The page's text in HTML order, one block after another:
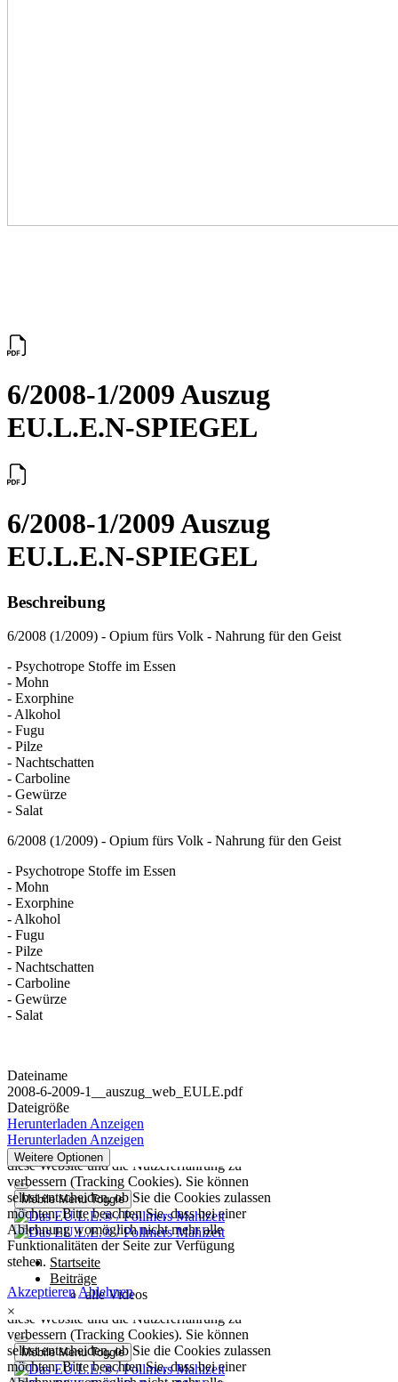
6/2008-1/2009 Auszug
EU.L.E.N-SPIEGEL
6/2008-1/2009 Auszug
EU.L.E.N-SPIEGEL
Beschreibung
6/2008 (1/2009) - Opium fürs Volk - Nahrung für den Geist
- Psychotrope Stoffe im Essen
- Mohn
- Exorphine
- Alkohol
- Fugu
- Pilze
- Nachtschatten
- Carboline
- Gewürze
- Salat
6/2008 (1/2009) - Opium fürs Volk - Nahrung für den Geist
- Psychotrope Stoffe im Essen
- Mohn
- Exorphine
- Alkohol
- Fugu
- Pilze
- Nachtschatten
- Carboline
- Gewürze
- Salat
Dateiname
2008-6-2009-1__auszug_web_EULE.pdf
Dateigröße
HerunterladenAnzeigen
HerunterladenAnzeigen
Weitere Optionen
×